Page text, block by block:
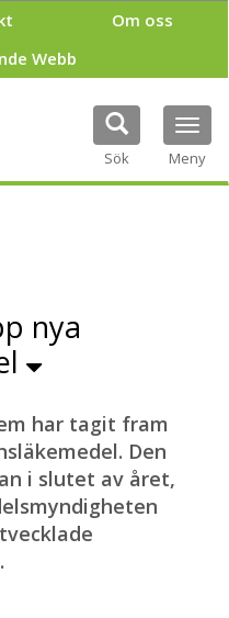
Om oss
Webb
Sök Meny
nya
har tagit fram
Den
i slutet av året,